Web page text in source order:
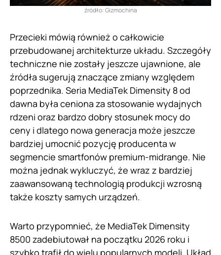
źródło: Gizmochina
Przecieki mówią również o całkowicie
przebudowanej architekturze układu. Szczegóły
techniczne nie zostały jeszcze ujawnione, ale
źródła sugerują znaczące zmiany względem
poprzednika. Seria MediaTek Dimensity 8 od
dawna była ceniona za stosowanie wydajnych
rdzeni oraz bardzo dobry stosunek mocy do
ceny i dlatego nowa generacja może jeszcze
bardziej umocnić pozycję producenta w
segmencie smartfonów premium-midrange. Nie
można jednak wykluczyć, że wraz z bardziej
zaawansowaną technologią produkcji wzrosną
także koszty samych urządzeń.
Warto przypomnieć, że MediaTek Dimensity
8500 zadebiutował na początku 2026 roku i
szybko trafił do wielu popularnych modeli. Układ